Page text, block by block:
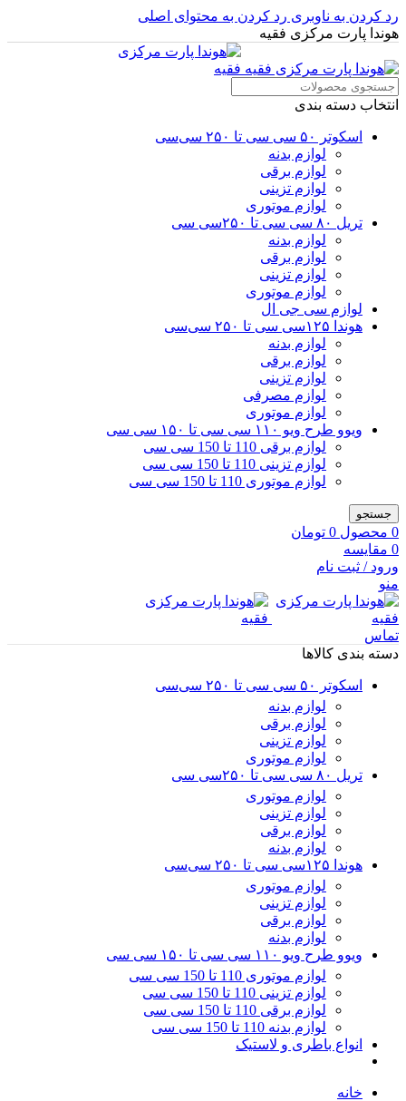
رد کردن به ناوبری رد کردن به محتوای اصلی
هوندا پارت مرکزی فقیه
انتخاب دسته بندی
اسکوتر ۵۰ سی سی تا ۲۵۰ سی‌سی
لوازم بدنه
لوازم برقی
لوازم تزینی
لوازم موتوری
تریل ۸۰ سی سی تا ۲۵۰سی سی
لوازم بدنه
لوازم برقی
لوازم تزینی
لوازم موتوری
لوازم سی جی ال
هوندا ۱۲۵سی سی تا ۲۵۰ سی‌سی
لوازم بدنه
لوازم برقی
لوازم تزینی
لوازم مصرفی
لوازم موتوری
ویوو طرح ویو ۱۱۰ سی سی تا ۱۵۰ سی سی
لوازم برقی 110 تا 150 سی سی
لوازم تزینی 110 تا 150 سی سی
لوازم موتوری 110 تا 150 سی سی
جستجو
0 محصول 0 تومان
0 مقایسه
ورود / ثبت نام
منو
تماس
دسته بندی کالاها
اسکوتر ۵۰ سی سی تا ۲۵۰ سی‌سی
لوازم بدنه
لوازم برقی
لوازم تزینی
لوازم موتوری
تریل ۸۰ سی سی تا ۲۵۰سی سی
لوازم موتوری
لوازم تزینی
لوازم برقی
لوازم بدنه
هوندا ۱۲۵سی سی تا ۲۵۰ سی‌سی
لوازم موتوری
لوازم تزینی
لوازم برقی
لوازم بدنه
ویوو طرح ویو ۱۱۰ سی سی تا ۱۵۰ سی سی
لوازم موتوری 110 تا 150 سی سی
لوازم تزینی 110 تا 150 سی سی
لوازم برقی 110 تا 150 سی سی
لوازم بدنه 110 تا 150 سی سی
انواع باطری و لاستیک
خانه